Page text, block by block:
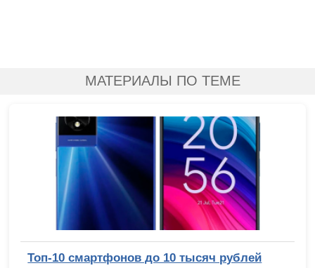
МАТЕРИАЛЫ ПО ТЕМЕ
Топ-10 смартфонов до 10 тысяч рублей